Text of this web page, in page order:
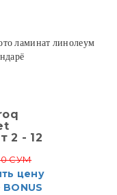
2 - 12
СУМ
цену
BONUS